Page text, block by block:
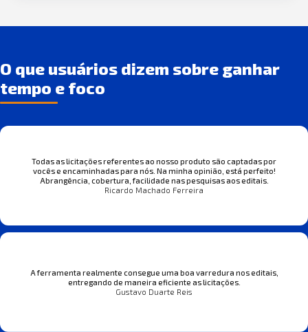
O que usuários dizem sobre ganhar
tempo e foco
Todas as licitações referentes ao nosso produto são captadas por
vocês e encaminhadas para nós. Na minha opinião, está perfeito!
Abrangência, cobertura, facilidade nas pesquisas aos editais.
Ricardo Machado Ferreira
A ferramenta realmente consegue uma boa varredura nos editais,
entregando de maneira eficiente as licitações.
Gustavo Duarte Reis